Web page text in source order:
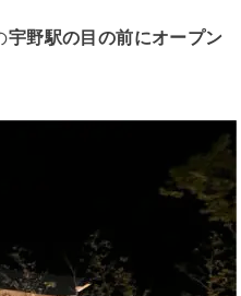
宇野駅の目の前にオープン